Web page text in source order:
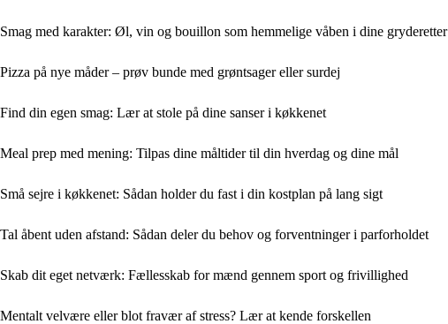
Smag med karakter: Øl, vin og bouillon som hemmelige våben i dine gryderetter
Pizza på nye måder – prøv bunde med grøntsager eller surdej
Find din egen smag: Lær at stole på dine sanser i køkkenet
Meal prep med mening: Tilpas dine måltider til din hverdag og dine mål
Små sejre i køkkenet: Sådan holder du fast i din kostplan på lang sigt
Tal åbent uden afstand: Sådan deler du behov og forventninger i parforholdet
Skab dit eget netværk: Fællesskab for mænd gennem sport og frivillighed
Mentalt velvære eller blot fravær af stress? Lær at kende forskellen